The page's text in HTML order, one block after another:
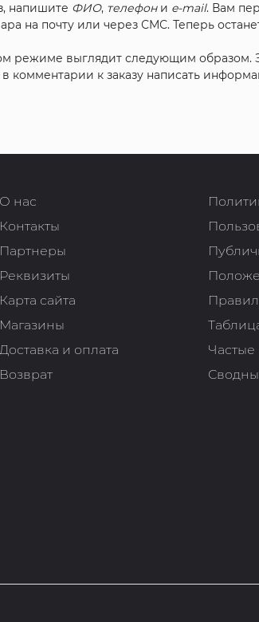
напишите ФИО, телефони e-mail. Вам
на почту или через СМС. Теперь
режиме выглядит следующим образом.
комментарии к заказу написать
О нас
Контакты
Партнеры
Реквизиты
Карта сайта
Магазины
Доставка и оплата
Возврат